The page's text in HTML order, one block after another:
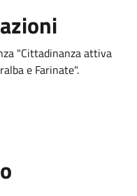
"Cittadinanza attiva
e Farinate".